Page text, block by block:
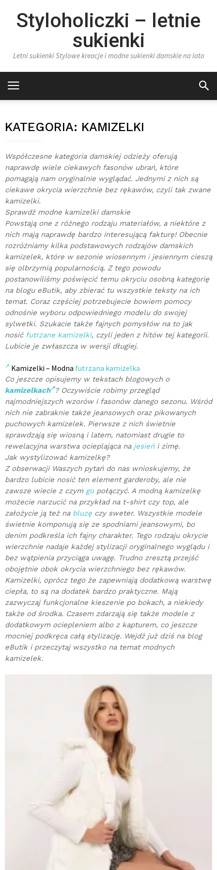
Styloholiczki – letnie
sukienki
Letni sukienki Stylowe kreacje i modne sukienki damskie na lato
KATEGORIA: KAMIZELKI
Współczesne kategoria damskiej odzieży oferują
naprawdę wiele ciekawych fasonów ubrań, które
pomagają nam oryginalnie wyglądać. Jednymi z nich są
ciekawe okrycia wierzchnie bez rękawów, czyli tak zwane
kamizelki.
Sprawdź modne kamizelki damskie
Powstają one z różnego rodzaju materiałów, a niektóre z
nich mają naprawdę bardzo interesującą fakturę! Obecnie
rozróżniamy kilka podstawowych rodzajów damskich
kamizelek, które w sezonie wiosennym ijesiennym cieszą
się olbrzymią popularnością. Z tego powodu
postanowiliśmy poświęcić temu okryciu osobną kategorię
na blogu eButik, aby zbierać tu wszystkie teksty na ich
temat. Coraz częściej potrzebujecie bowiem pomocy
odnośnie wyboru odpowiedniego modelu do swojej
sylwetki. Szukacie także fajnych pomysłów na to jak
nosić futrzane kamizelki, czyli jeden z hitów tej kategorii.
Lubicie je zwłaszcza w wersji długiej.
Kamizelki – Modna futrzana kamizelka
Co jeszcze opisujemy w tekstach blogowych o
kamizelkach ? Oczywiście robimy przegląd
najmodniejszych wzorów i fasonów danego sezonu. Wśród
nich nie zabraknie także jeansowych oraz pikowanych
puchowych kamizelek. Pierwsze z nich świetnie
sprawdzają się wiosną i latem, natomiast drugie to
rewelacyjna warstwa ocieplająca na jesieńi zimę.
Jak wystylizować kamizelkę?
Z obserwacji Waszych pytań do nas wnioskujemy, że
bardzo lubicie nosić ten element garderoby, ale nie
zawsze wiecie z czym gopołączyć. A modną kamizelkę
możecie narzucić na przykład na t-shirt czy top, ale
założycie ją też na bluzę czy sweter. Wszystkie modele
świetnie komponują się ze spodniami jeansowymi, bo
denim podkreśla ich fajny charakter. Tego rodzaju okrycie
wierzchnie nadaje każdej stylizacji oryginalnego wyglądu i
bez wątpienia przyciąga uwagę. Trudno zresztą przejść
obojętnie obok okrycia wierzchniego bez rękawów.
Kamizelki, oprócz tego że zapewniają dodatkową warstwę
ciepła, to są na dodatek bardzo praktyczne. Mają
zazwyczaj funkcjonalne kieszenie po bokach, a niekiedy
także od środka. Czasem zdarzają się także modele z
dodatkowym ociepleniem albo z kapturem, co jeszcze
mocniej podkręca całą stylizację. Wejdź już dziś na blog
eButik i przeczytaj wszystko na temat modnych
kamizelek.